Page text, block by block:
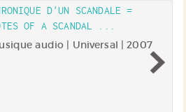
D'UN SCANDALE =
OF A SCANDAL ...
audio | Universal | 2007